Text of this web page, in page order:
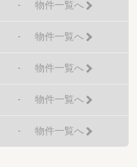
- 物件一覧へ
- 物件一覧へ
- 物件一覧へ
- 物件一覧へ
- 物件一覧へ